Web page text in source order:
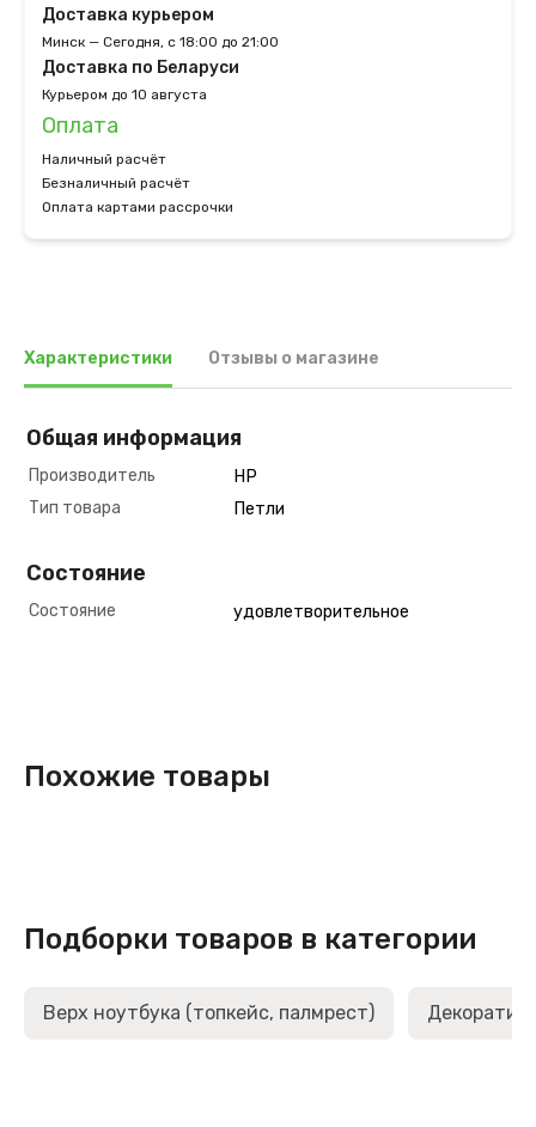
Доставка курьером
Минск — Сегодня, с 18:00 до 21:00
Доставка по Беларуси
Курьером до 10 августа
Оплата
Наличный расчёт
Безналичный расчёт
Оплата картами рассрочки
Характеристики Отзывы о магазине
Общая информация
Производитель
HP
Тип товара
Петли
Состояние
Состояние удовлетворительное
Похожие товары
Подборки товаров в категории
Верх ноутбука (топкейс, палмрест)